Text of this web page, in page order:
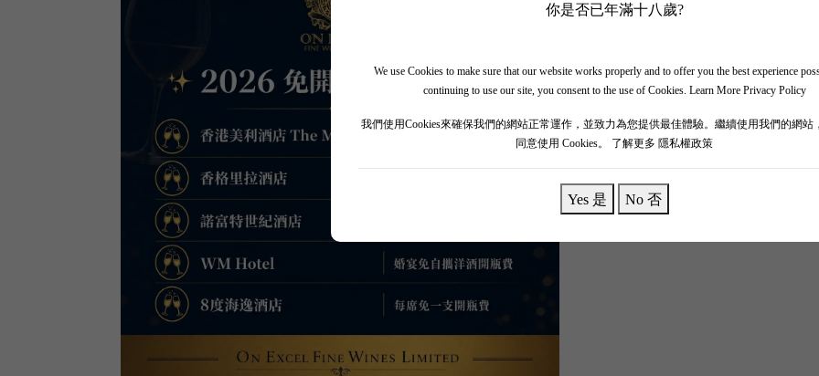
你是否已年滿十八歲?
We use Cookies to make sure that our website works properly and to offer you the best experience
continuing to use our site, you consent to the use of Cookies. Learn More Privacy Policy
我們使用Cookies來確保我們的網站正常運作，並致力為您提供最佳體驗。繼續使用我們的網站
同意使用 Cookies。 了解更多 隱私權政策
Yes 是 No 否